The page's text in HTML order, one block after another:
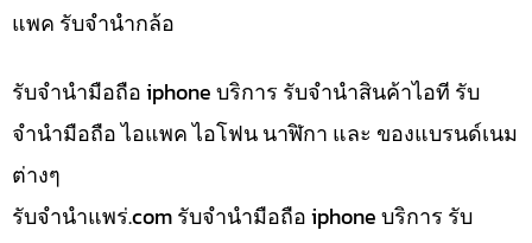
แพค รับจำนำกล้อ
รับจำนำมือถือ iphone บริการ รับจำนำสินค้าไอที รับ
จำนำมือถือ ไอแพค ไอโฟน นาฬิกา และ ของแบรนด์เนม
ต่างๆ
รับจํานําแพร่.com รับจำนำมือถือ iphone บริการ รับ